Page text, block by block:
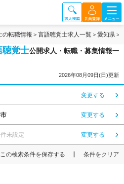
の転職情報 言語聴覚士求人一覧 愛知県
聴覚士公開求人・転職・募集情報一
2026年08月09日(日)更新
変更する
変更する
未設定 変更する
この検索条件を保存する 条件をクリア